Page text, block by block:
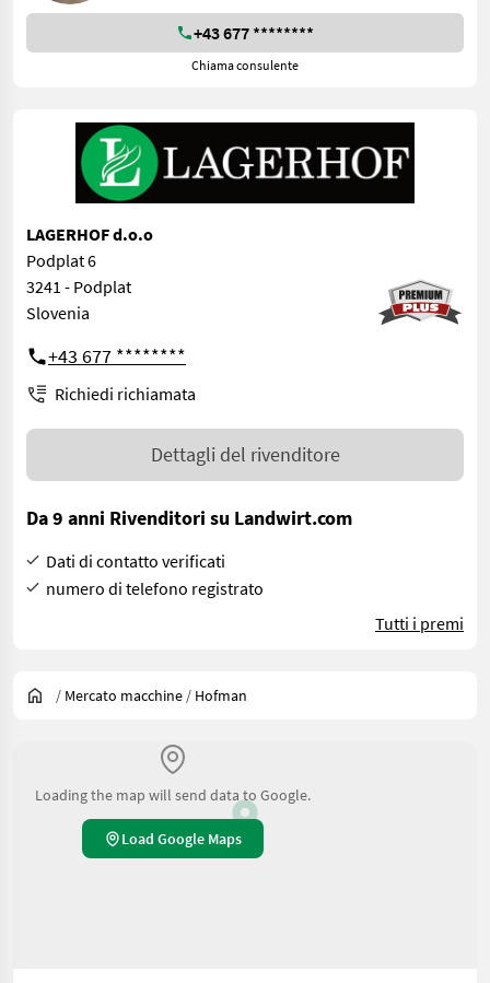
+43 677 ********
Chiama consulente
LAGERHOF d.o.o
Podplat 6
3241 - Podplat
Slovenia
+43 677 ********
Richiedi richiamata
Dettagli del rivenditore
Da 9 anni Rivenditori su Landwirt.com
Dati di contatto verificati
numero di telefono registrato
Tutti i premi
/ Mercato macchine / Hofman
Loading the map will send data to Google.
Load Google Maps